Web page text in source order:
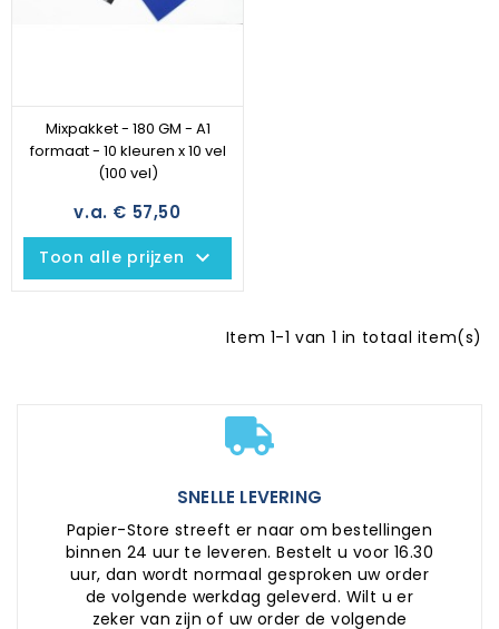
Mixpakket - 180 GM - A1
formaat - 10 kleuren x 10 vel
(100 vel)
v.a. € 57,50
Toon alle prijzen keyboard_arrow_down
Item 1-1 van 1 in totaal item(s)
SNELLE LEVERING
Papier-Store streeft er naar om bestellingen
binnen 24 uur te leveren. Bestelt u voor 16.30
uur, dan wordt normaal gesproken uw order
de volgende werkdag geleverd. Wilt u er
zeker van zijn of uw order de volgende